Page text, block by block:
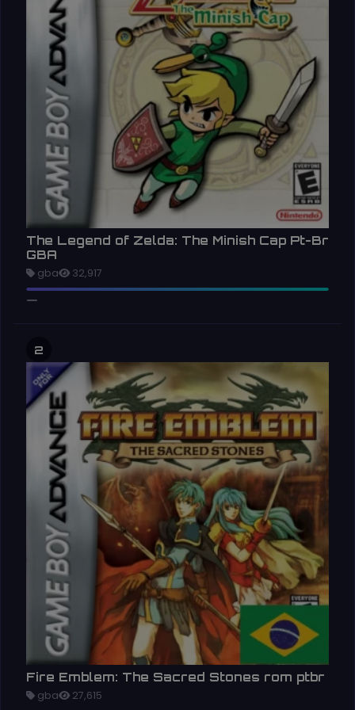
The Legend of Zelda: The Minish Cap Pt-Br
GBA
gba 32,917
2
Fire Emblem: The Sacred Stones rom ptbr
gba 27,615